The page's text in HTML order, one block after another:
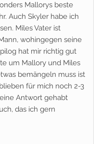
Mallorys beste
Auch Skyler habe ich
Miles Vater ist
wohingegen seine
hat mir richtig gut
um Mallory und Miles
bemängeln muss ist
für mich noch 2-3
Antwort gehabt
das ich gern